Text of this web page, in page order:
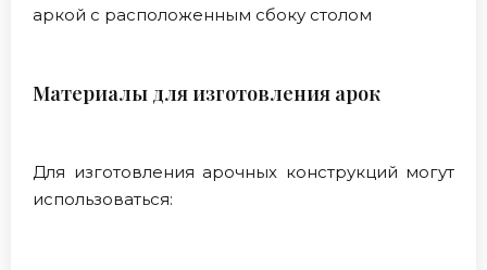
аркой с расположенным сбоку столом
Материалы для изготовления арок
Для изготовления арочных конструкций могут
использоваться: